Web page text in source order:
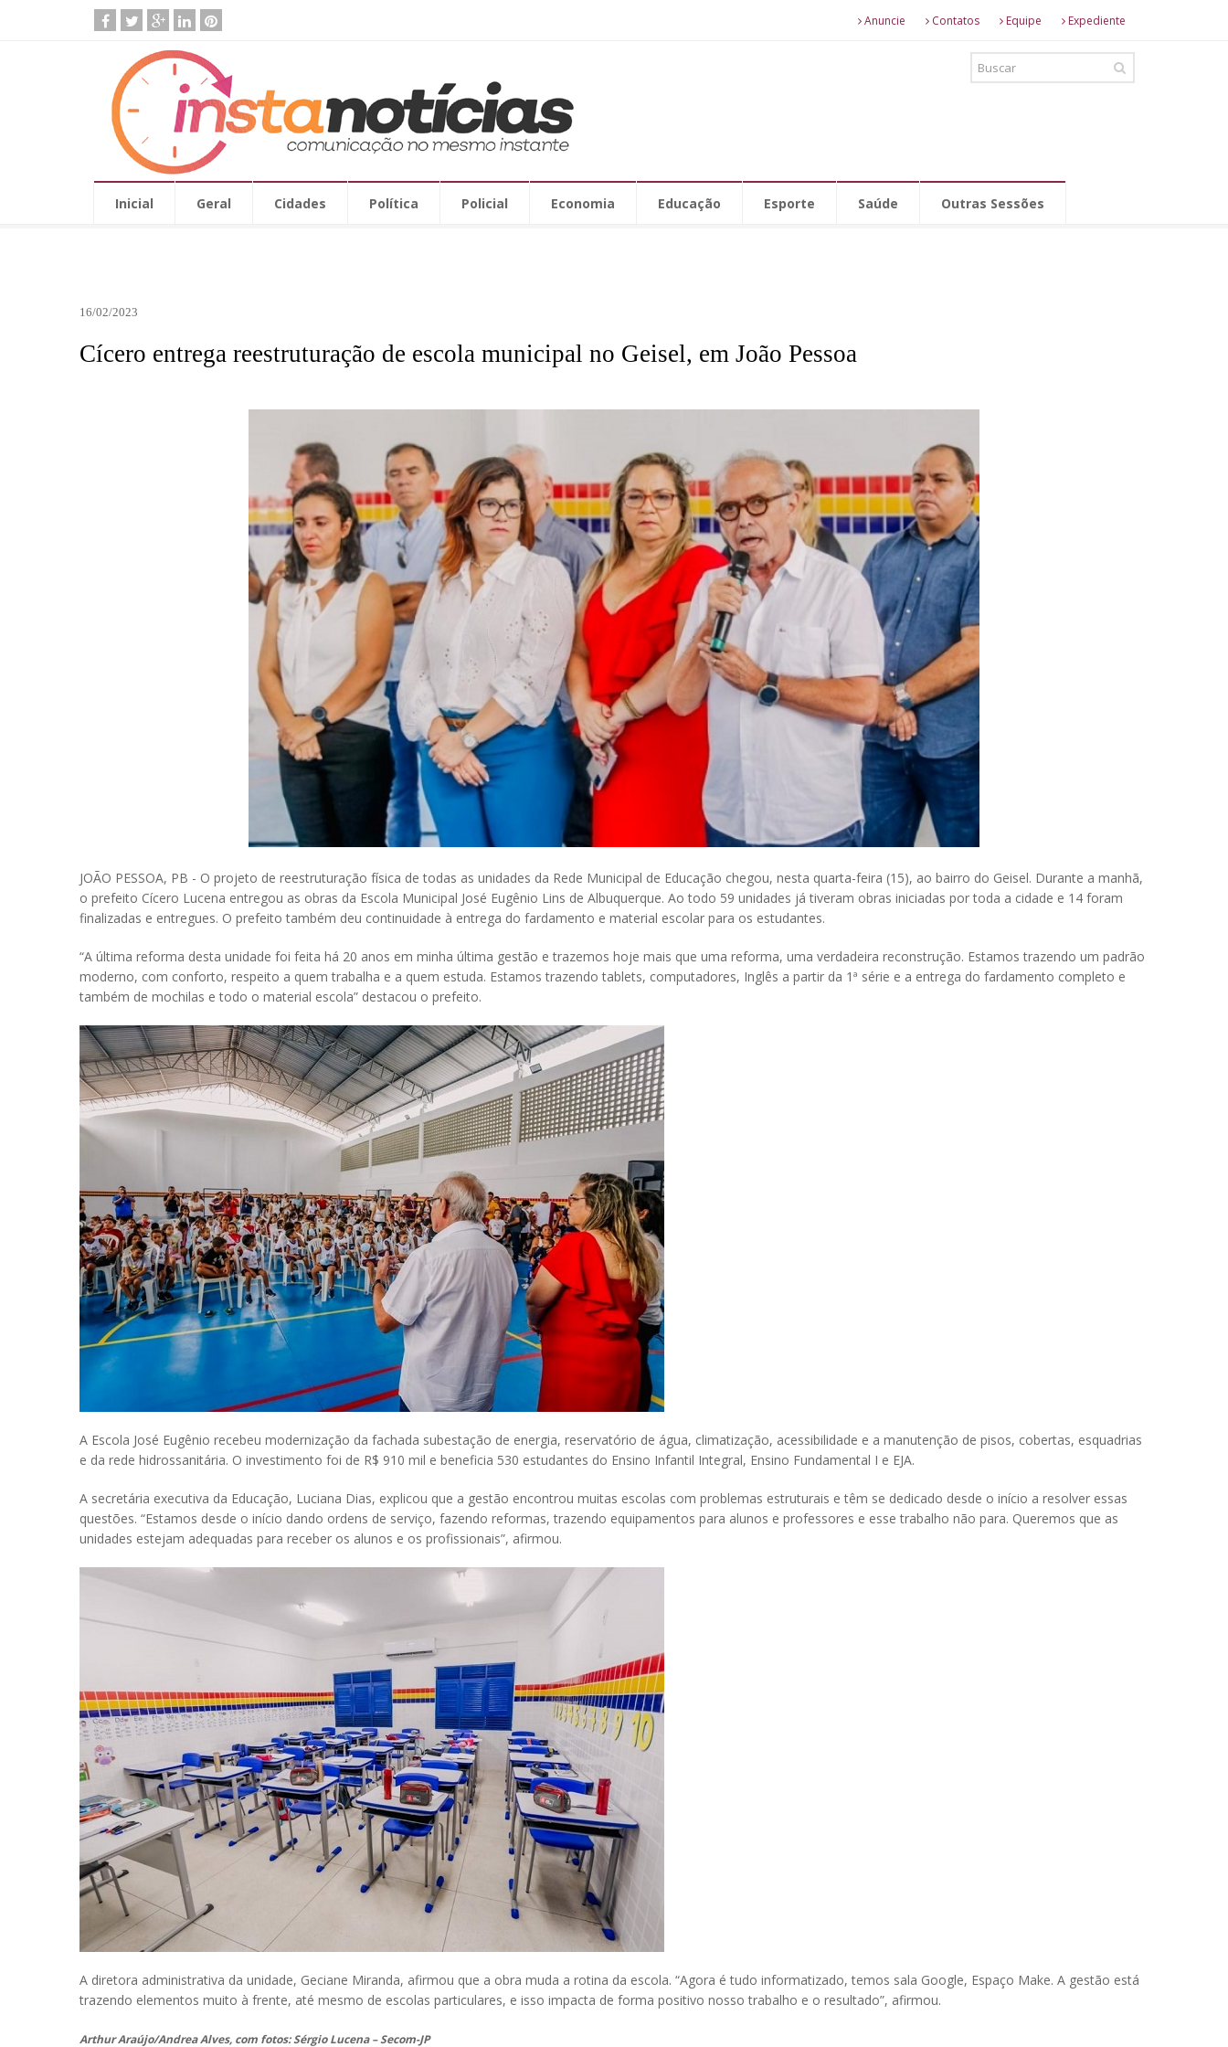
Anuncie Contatos Equipe Expediente
Inicial Geral Cidades Política Policial Economia Educação Esporte Saúde Outras Sessões
16/02/2023
Cícero entrega reestruturação de escola municipal no Geisel, em João Pessoa
JOÃO PESSOA, PB - O projeto de reestruturação física de todas as unidades da Rede Municipal de Educação chegou, nesta quarta-feira (15), ao bairro do Geisel. Durante a manhã,
o prefeito Cícero Lucena entregou as obras da Escola Municipal José Eugênio Lins de Albuquerque. Ao todo 59 unidades já tiveram obras iniciadas por toda a cidade e 14 foram
finalizadas e entregues. O prefeito também deu continuidade à entrega do fardamento e material escolar para os estudantes.
“A última reforma desta unidade foi feita há 20 anos em minha última gestão e trazemos hoje mais que uma reforma, uma verdadeira reconstrução. Estamos trazendo um padrão
moderno, com conforto, respeito a quem trabalha e a quem estuda. Estamos trazendo tablets, computadores, Inglês a partir da 1ª série e a entrega do fardamento completo e
também de mochilas e todo o material escola” destacou o prefeito.
A Escola José Eugênio recebeu modernização da fachada subestação de energia, reservatório de água, climatização, acessibilidade e a manutenção de pisos, cobertas, esquadrias
e da rede hidrossanitária. O investimento foi de R$ 910 mil e beneficia 530 estudantes do Ensino Infantil Integral, Ensino Fundamental I e EJA.
A secretária executiva da Educação, Luciana Dias, explicou que a gestão encontrou muitas escolas com problemas estruturais e têm se dedicado desde o início a resolver essas
questões. “Estamos desde o início dando ordens de serviço, fazendo reformas, trazendo equipamentos para alunos e professores e esse trabalho não para. Queremos que as
unidades estejam adequadas para receber os alunos e os profissionais”, afirmou.
A diretora administrativa da unidade, Geciane Miranda, afirmou que a obra muda a rotina da escola. “Agora é tudo informatizado, temos sala Google, Espaço Make. A gestão está
trazendo elementos muito à frente, até mesmo de escolas particulares, e isso impacta de forma positivo nosso trabalho e o resultado”, afirmou.
Arthur Araújo/Andrea Alves, com fotos: Sérgio Lucena – Secom-JP